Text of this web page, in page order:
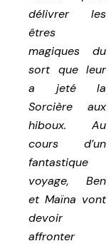
délivrer les
êtres
magiques du
sort que leur
a jeté la
Sorcière aux
hiboux. Au
cours d’un
fantastique
voyage, Ben
et Maïna vont
devoir
affronter